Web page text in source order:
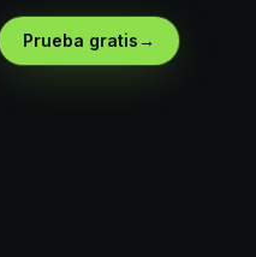
Prueba gratis→